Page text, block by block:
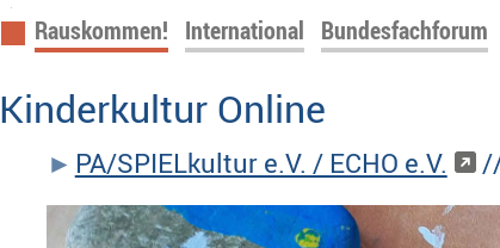
Navigation
Rauskommen! International Bundesfachforum
Kinderkultur Online
PA/SPIELkultur e.V. / ECHO e.V.